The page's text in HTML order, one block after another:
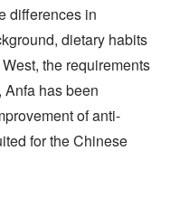
differences in
dietary habits
the requirements
Anfa has been
of anti-
for the Chinese